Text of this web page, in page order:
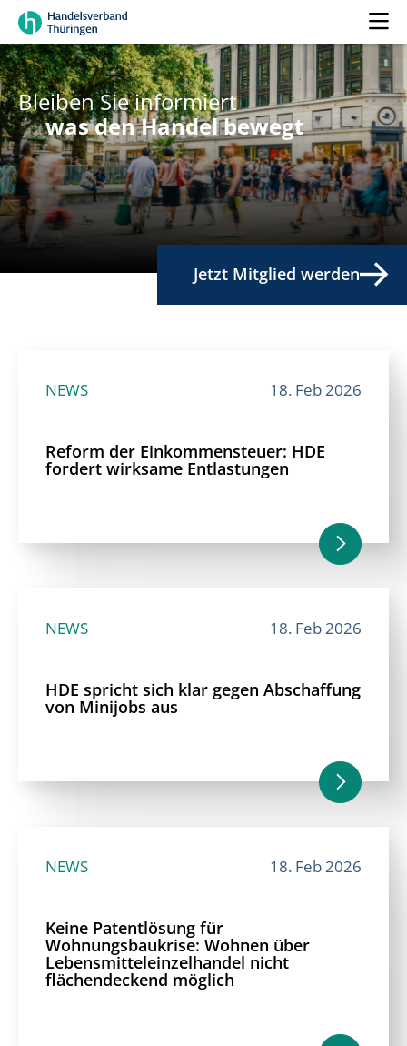
Bleiben Sie informiert
was den Handel bewegt
Jetzt Mitglied werden
NEWS 18. Feb 2026
Reform der Einkommensteuer: HDE
fordert wirksame Entlastungen
NEWS 18. Feb 2026
HDE spricht sich klar gegen Abschaffung
von Minijobs aus
NEWS 18. Feb 2026
Keine Patentlösung für
Wohnungsbaukrise: Wohnen über
Lebensmitteleinzelhandel nicht
flächendeckend möglich